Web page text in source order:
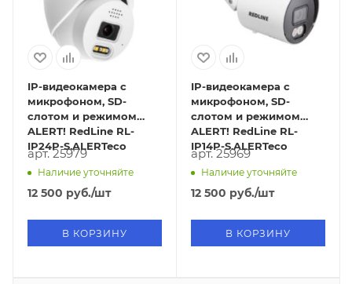
IP-видеокамера с
микрофоном, SD-
слотом и режимом
ALERT! RedLine RL-
IP24P-S.ALERTeco
арт. 25979
Наличие уточняйте
12 500 руб./шт
В КОРЗИНУ
IP-видеокамера с
микрофоном, SD-
слотом и режимом
ALERT! RedLine RL-
IP14P-S.ALERTeco
арт. 25969
Наличие уточняйте
12 500 руб./шт
В КОРЗИНУ